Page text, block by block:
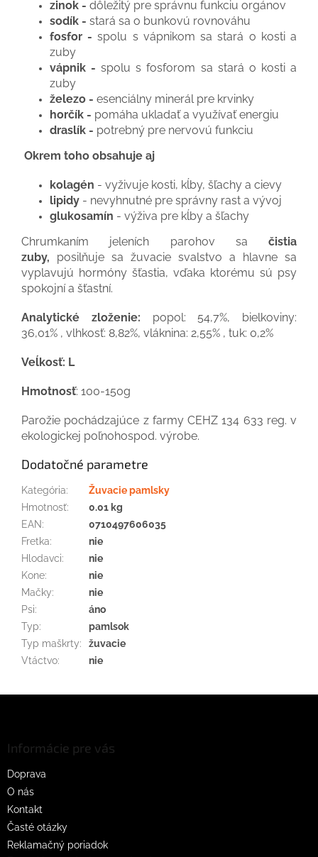
zinok - dôležitý pre správnu funkciu orgánov
sodík - stará sa o bunkovú rovnováhu
fosfor -spolu s vápnikom sa stará o kosti a
zuby
vápnik -spolu s fosforom sa stará o kosti a
zuby
železo - esenciálny minerál pre krvinky
horčík - pomáha ukladať a využívať energiu
draslík - potrebný pre nervovú funkciu
Okrem toho obsahuje aj
kolagén - vyživuje kosti, kĺby, šľachy a cievy
lipidy - nevyhnutné pre správny rast a vývoj
glukosamín - výživa pre kĺby a šľachy
Chrumkaním jeleních parohov sa čistia
zuby, posilňuje sa žuvacie svalstvo a hlavne sa
vyplavujú hormóny šťastia, vďaka ktorému sú psy
spokojní a šťastní.
Analytické zloženie: popol: 54,7%, bielkoviny:
36,01% , vlhkosť: 8,82%, vláknina: 2,55% , tuk: 0,2%
Veĺkosť: L
Hmotnosť: 100-150g
Parožie pochádzajúce z farmy CEHZ 134 633 reg. v
ekologickej poľnohospod. výrobe.
Dodatočné parametre
Kategória:
Žuvacie pamlsky
Hmotnosť:
0.01 kg
EAN:
0710497606035
Fretka:
nie
Hlodavci:
nie
Kone:
nie
Mačky:
nie
Psi:
áno
Typ:
pamlsok
Typ maškrty:
žuvacie
Vtáctvo: nie
Informácie pre vás
Doprava
O nás
Kontakt
Časté otázky
Reklamačný poriadok